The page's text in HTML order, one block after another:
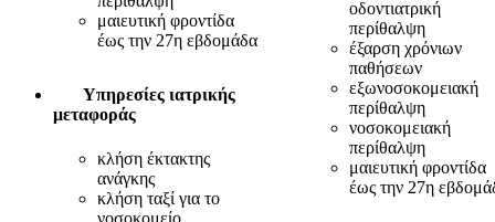
μαιευτική φροντίδα
έως την 27η εβδομάδα
Υπηρεσίες ιατρικής
μεταφοράς
κλήση έκτακτης
ανάγκης
κλήση ταξί για το
νοσοκομείο
οδοντιατρική
περίθαλψη
έξαρση χρόνιων
παθήσεων
εξωνοσοκομειακή
περίθαλψη
νοσοκομειακή
περίθαλψη
μαιευτική φροντίδα
έως την 27η